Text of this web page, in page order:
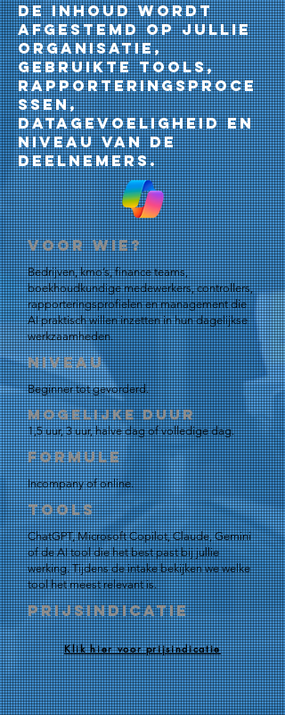
De inhoud wordt
afgestemd op jullie
organisatie,
gebruikte tools,
rapporteringsproce
ssen,
datagevoeligheid en
niveau van de
deelnemers.
Voor wie?
Bedrijven, kmo’s, finance teams,
boekhoudkundige medewerkers, controllers,
rapporteringsprofielen en management die
AI praktisch willen inzetten in hun dagelijkse
werkzaamheden.
Niveau
Beginner tot gevorderd.
Mogelijke duur
1,5 uur, 3 uur, halve dag of volledige dag.
Formule
Incompany of online.
Tools
ChatGPT, Microsoft Copilot, Claude, Gemini
of de AI tool die het best past bij jullie
werking. Tijdens de intake bekijken we welke
tool het meest relevant is.
Prijsindicatie
Klik hier voor prijsindicatie